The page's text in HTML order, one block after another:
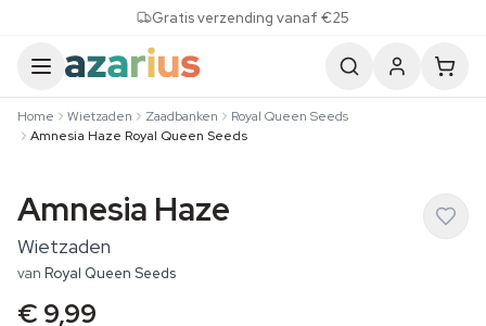
Gratis verzending vanaf €25
Home Wietzaden Zaadbanken
Royal Queen Seeds
Amnesia Haze Royal Queen Seeds
Amnesia Haze
Wietzaden
van Royal Queen Seeds
€ 9,99